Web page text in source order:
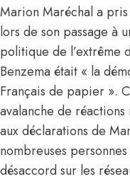
Marion Maréchal a
lors de son passage à
politique de l’extrême
Benzema était « la
Français de papier ».
avalanche de
aux déclarations de
nombreuses
désaccord sur les